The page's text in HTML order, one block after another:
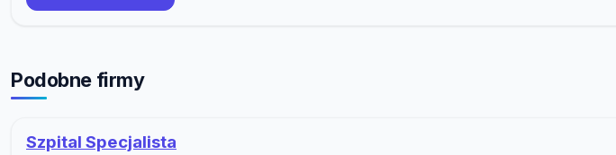
Podobne firmy
Szpital Specjalista